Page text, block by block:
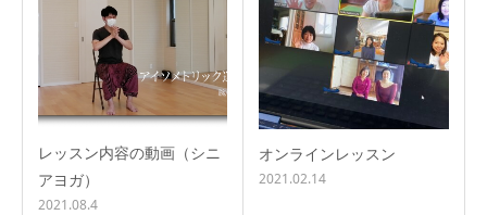
レッスン内容の動画（シニ
アヨガ）
2021.08.4
オンラインレッスン
2021.02.14